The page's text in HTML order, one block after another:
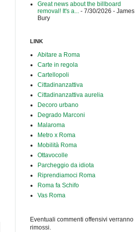
Great news about the billboard
removal! It's a... - 7/30/2026 - James
Bury
LINK
Abitare a Roma
Carte in regola
Cartellopoli
Cittadinanzattiva
Cittadinanzattiva aurelia
Decoro urbano
Degrado Marconi
Malaroma
Metro x Roma
Mobilità Roma
Ottavocolle
Parcheggio da idiota
Riprendiamoci Roma
Roma fa Schifo
Vas Roma
Eventuali commenti offensivi verranno
rimossi.